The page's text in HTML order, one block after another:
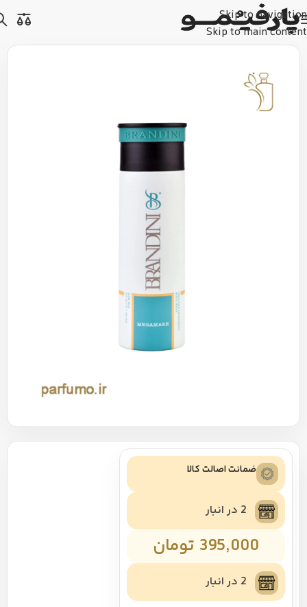
Skip to navigation
Skip to main content
ضمانت اصالت کالا
2 در انبار
395,000 تومان
2 در انبار